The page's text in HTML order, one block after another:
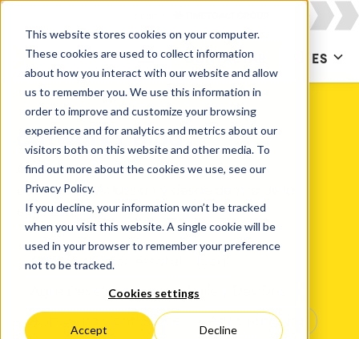
This website stores cookies on your computer.
These cookies are used to collect information
about how you interact with our website and allow
us to remember you. We use this information in
order to improve and customize your browsing
experience and for analytics and metrics about our
visitors both on this website and other media. To
find out more about the cookies we use, see our
Privacy Policy.
If you decline, your information won’t be tracked
when you visit this website. A single cookie will be
used in your browser to remember your preference
not to be tracked.
Cookies settings
Accept Decline
CONTACTAR ES
catworkx Blog
Actualizaciones de catworkx desde el
ecosistema Atlassian y desde dentro de la
empresa.
Administración estatal y local
Agile Development Agile y DevOps
Apps para Confluence Apps para Jira